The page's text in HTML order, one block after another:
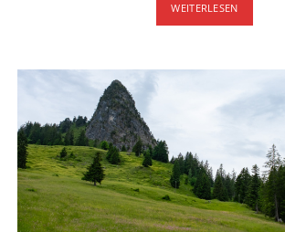
WEITERLESENWALENSEE